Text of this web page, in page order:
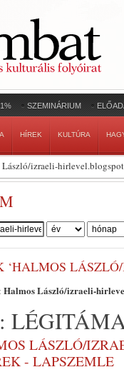
1% SZEMINÁRIUM
HÍREK KULTÚRA
László/izraeli-
Halmos László/izraeli-
LÁSZLÓ/
- LAPSZEMLE